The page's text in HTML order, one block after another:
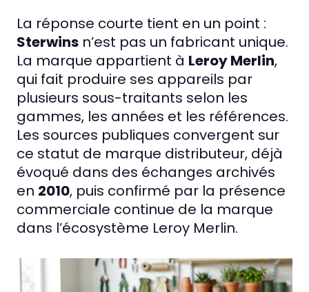
La réponse courte tient en un point :
Sterwins n’est pas un fabricant unique.
La marque appartient à Leroy Merlin,
qui fait produire ses appareils par
plusieurs sous-traitants selon les
gammes, les années et les références.
Les sources publiques convergent sur
ce statut de marque distributeur, déjà
évoqué dans des échanges archivés
en 2010, puis confirmé par la présence
commerciale continue de la marque
dans l’écosystème Leroy Merlin.